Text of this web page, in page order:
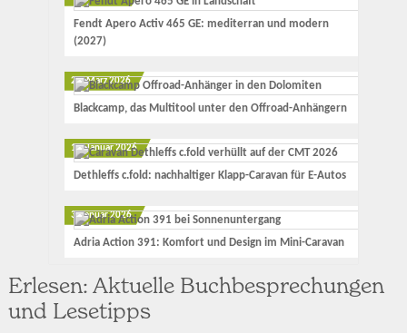
Fendt Apero Activ 465 GE: mediterran und modern
(2027)
23. März 2026
Blackcamp, das Multitool unter den Offroad-Anhängern
17. Januar 2026
Dethleffs c.fold: nachhaltiger Klapp-Caravan für E-Autos
3. Januar 2026
Adria Action 391: Komfort und Design im Mini-Caravan
Erlesen: Aktuelle Buchbesprechungen
und Lesetipps